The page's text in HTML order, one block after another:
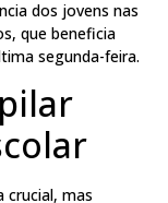
dos jovens nas
que beneficia
segunda-feira.
mas